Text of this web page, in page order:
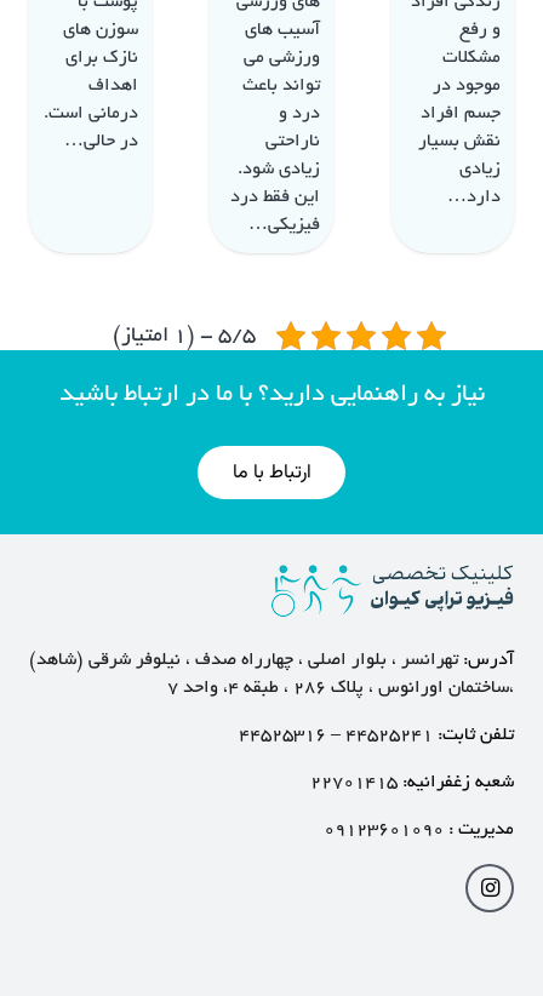
و رفع
مشکلات
موجود در
جسم افراد
نقش بسیار
زیادی
دارد…
آسیب های
ورزشی می
تواند باعث
درد و
ناراحتی
زیادی شود.
این فقط درد
فیزیکی…
سوزن های
نازک برای
اهداف
درمانی است.
در حالی…
5/5 - (1 امتیاز)
نیاز به راهنمایی دارید؟ با ما در ارتباط باشید
ارتباط با ما
آدرس:تهرانسر ، بلوار اصلی ، چهارراه صدف ، نیلوفر شرقی (شاهد)
،ساختمان اورانوس ، پلاک ۲۸۶ ، طبقه ۴، واحد ۷
تلفن ثابت: ۴۴۵۲۵۲۴۱ – ۴۴۵۲۵۳۱۶
شعبه زغفرانیه: ۲۲۷۰۱۴۱۵
مدیریت : ۰۹۱۲۳۶۰۱۰۹۰